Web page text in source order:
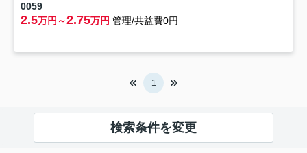
0059
2.5万円～2.75万円 管理/共益費0円
1
検索条件を変更